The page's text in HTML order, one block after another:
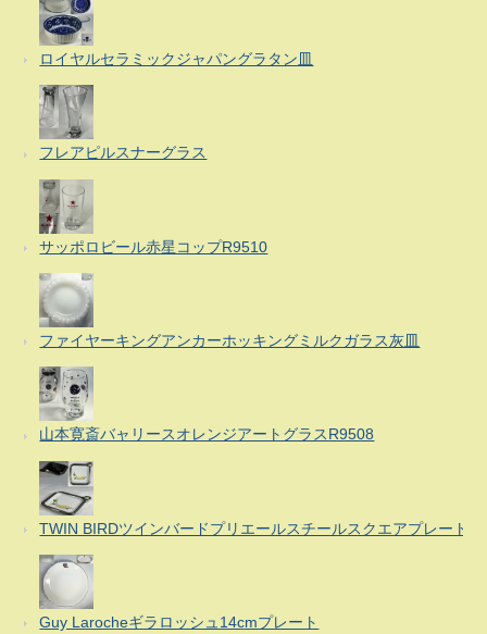
ロイヤルセラミックジャパングラタン皿
フレアピルスナーグラス
サッポロビール赤星コップR9510
ファイヤーキングアンカーホッキングミルクガラス灰皿
山本寛斎バャリースオレンジアートグラスR9508
TWIN BIRDツインバードプリエールスチールスクエアプレート
Guy Larocheギラロッシュ14cmプレート